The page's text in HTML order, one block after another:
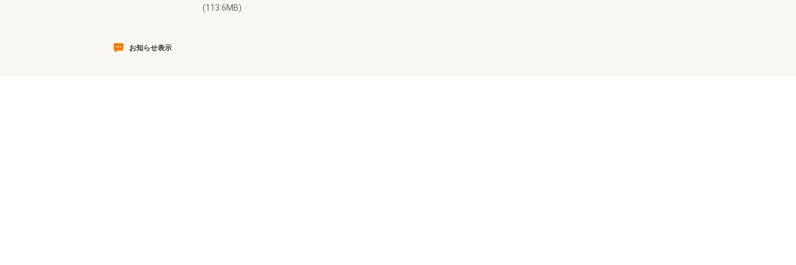
(113.6MB)
お知らせ表示